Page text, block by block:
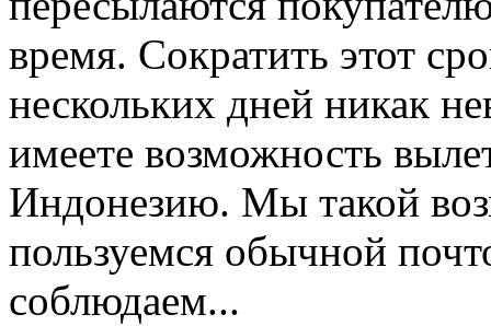
время. Сократить этот
нескольких дней никак
имеете возможность
Индонезию. Мы такой
пользуемся обычной
соблюдаем...